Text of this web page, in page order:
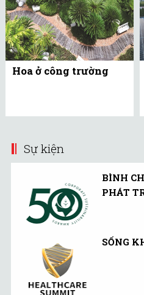
Hoa ở công trường
Sự kiện
BÌNH
PHÁT
SỐNG